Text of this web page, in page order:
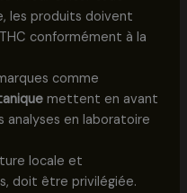
les produits doivent
conformément à la
comme
mettent en avant
en laboratoire
locale et
doit être privilégiée.